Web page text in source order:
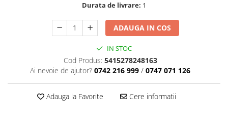
Durata de livrare: 1
ADAUGA IN COS
IN STOC
Cod Produs: 5415278248163
Ai nevoie de ajutor? 0742 216 999 / 0747 071 126
Adauga la Favorite Cere informatii